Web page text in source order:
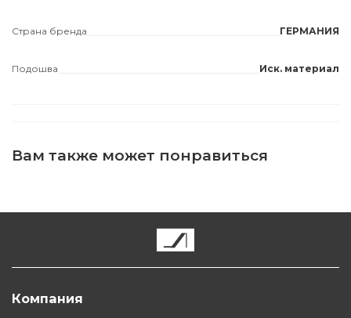
Страна бренда ГЕРМАНИЯ
Подошва Иск. материал
Вам также может понравиться
Компания